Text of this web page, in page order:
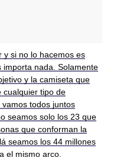
y si no lo hacemos es
importa nada. Solamente
y la camiseta que
cualquier tipo de
todos juntos
seamos solo los 23 que
que conforman la
seamos los 44 millones
el mismo arco.